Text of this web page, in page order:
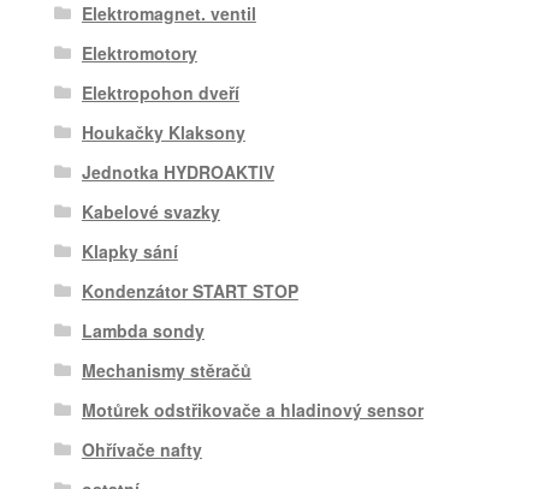
Elektromagnet. ventil
Elektromotory
Elektropohon dveří
Houkačky Klaksony
Jednotka HYDROAKTIV
Kabelové svazky
Klapky sání
Kondenzátor START STOP
Lambda sondy
Mechanismy stěračů
Motůrek odstřikovače a hladinový sensor
Ohřívače nafty